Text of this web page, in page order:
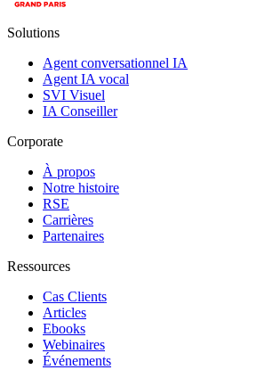
Solutions
Agent conversationnel IA
Agent IA vocal
SVI Visuel
IA Conseiller
Corporate
À propos
Notre histoire
RSE
Carrières
Partenaires
Ressources
Cas Clients
Articles
Ebooks
Webinaires
Événements